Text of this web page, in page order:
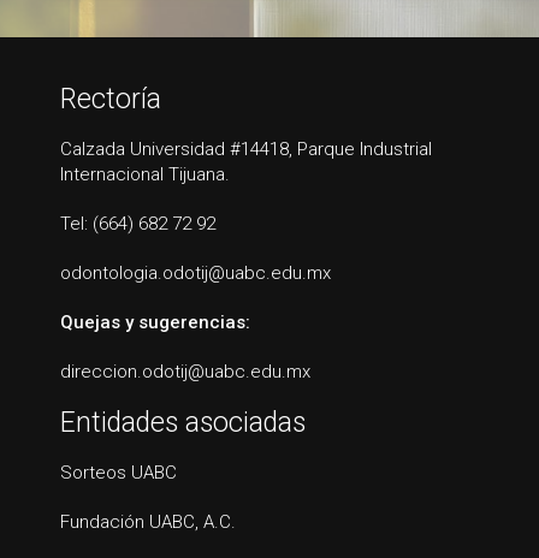
Rectoría
Calzada Universidad #14418, Parque Industrial
Internacional Tijuana.
Tel: (664) 682 72 92
odontologia.odotij@uabc.edu.mx
Quejas y sugerencias:
direccion.odotij@uabc.edu.mx
Entidades asociadas
Sorteos UABC
Fundación UABC, A.C.